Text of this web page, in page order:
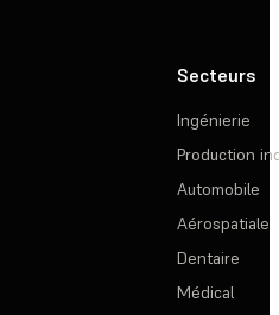
Secteurs
Ingénierie
Production
Automobile
Aérospatiale
Dentaire
Médical